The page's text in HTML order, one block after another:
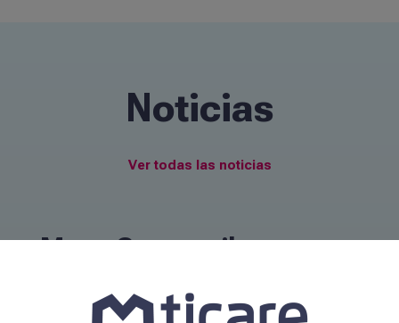
Noticias
Ver todas las noticias
Mozo Grau recibe apoyo
estar presente en Sino